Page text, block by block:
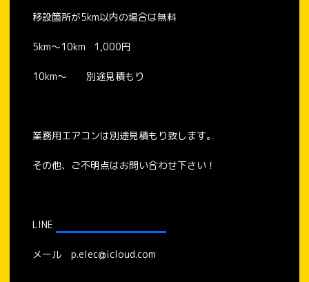
移設箇所が5km以内の場合は無料
5km〜10km 1,000円
10km〜 別途見積もり
業務用エアコンは別途見積もり致します。
その他、ご不明点はお問い合わせ下さい！
LINE
メール p.elec@icloud.com